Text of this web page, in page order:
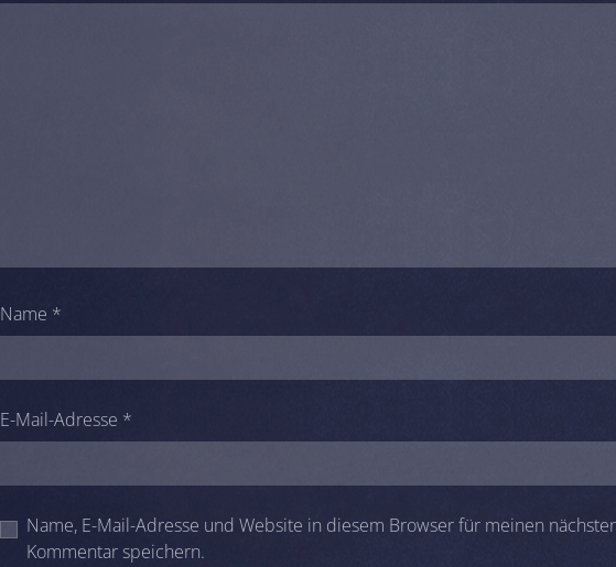
Name *
E-Mail-Adresse *
Name, E-Mail-Adresse und Website in diesem Browser für meinen
Kommentar speichern.